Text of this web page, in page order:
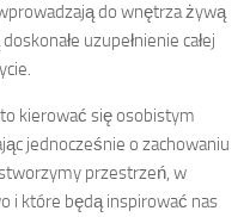
do wnętrza żywą
uzupełnienie całej
kierować się osobistym
jednocześnie o zachowaniu
przestrzeń, w
i które będą inspirować nas